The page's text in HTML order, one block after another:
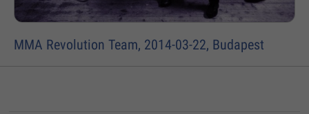
MMA Revolution Team, 2014-03-22, Budapest